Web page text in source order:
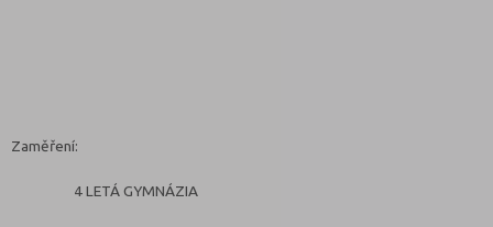
Zaměření:
4 LETÁ GYMNÁZIA